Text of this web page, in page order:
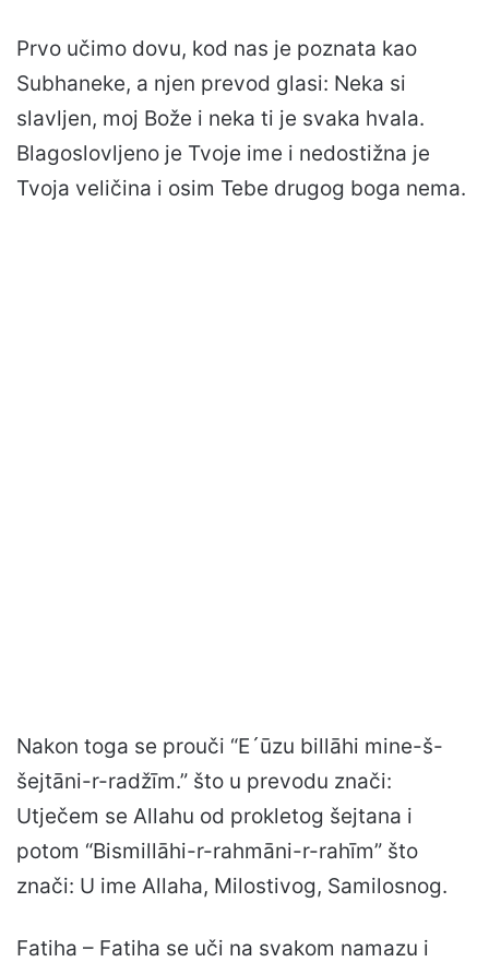
Prvo učimo dovu, kod nas je poznata kao
Subhaneke, a njen prevod glasi: Neka si
slavljen, moj Bože i neka ti je svaka hvala.
Blagoslovljeno je Tvoje ime i nedostižna je
Tvoja veličina i osim Tebe drugog boga nema.
Nakon toga se prouči “E´ūzu billāhi mine-š-
šejtāni-r-radžīm.” što u prevodu znači:
Utječem se Allahu od prokletog šejtana i
potom “Bismillāhi-r-rahmāni-r-rahīm” što
znači: U ime Allaha, Milostivog, Samilosnog.
Fatiha – Fatiha se uči na svakom namazu i